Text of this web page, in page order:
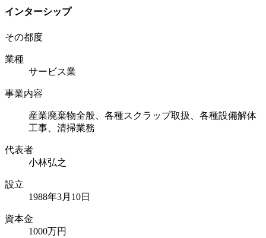
インターシップ
その都度
業種
サービス業
事業内容
産業廃棄物全般、各種スクラップ取扱、各種設備解体
工事、清掃業務
代表者
小林弘之
設立
1988年3月10日
資本⾦
1000万円